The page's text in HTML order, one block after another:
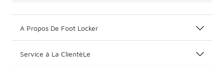
A Propos De Foot Locker
Service à La ClientèLe